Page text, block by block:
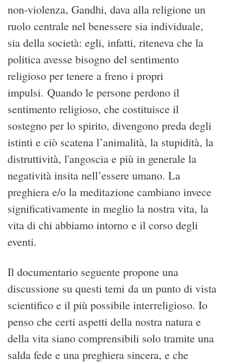
non-violenza, Gandhi, dava alla religione un
ruolo centrale nel benessere sia individuale,
sia della società: egli, infatti, riteneva che la
politica avesse bisogno del sentimento
religioso per tenere a freno i propri
impulsi. Quando le persone perdono il
sentimento religioso, che costituisce il
sostegno per lo spirito, divengono preda degli
istinti e ciò scatena l’animalità, la stupidità, la
distruttività, l'angoscia e più in generale la
negatività insita nell’essere umano. La
preghiera e/o la meditazione cambiano invece
significativamente in meglio la nostra vita, la
vita di chi abbiamo intorno e il corso degli
eventi.
Il documentario seguente propone una
discussione su questi temi da un punto di vista
scientifico e il più possibile interreligioso. Io
penso che certi aspetti della nostra natura e
della vita siano comprensibili solo tramite una
salda fede e una preghiera sincera, e che